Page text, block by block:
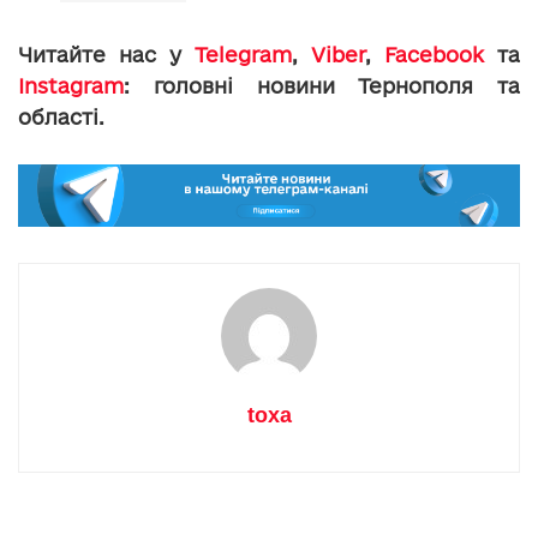
Читайте нас у Telegram, Viber, Facebookта
Instagram: головні новини Тернополя та
області.
toxa